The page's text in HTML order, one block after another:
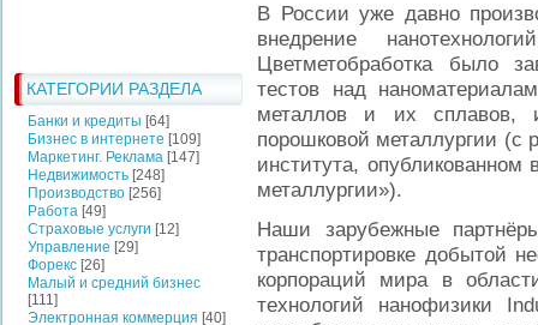
КАТЕГОРИИ РАЗДЕЛА
Банки и кредиты [64]
Бизнес в интернете [109]
Маркетинг. Реклама [147]
Недвижимость [248]
Производство [256]
Работа [49]
Страховые услуги [12]
Управление [29]
Форекс [26]
Малый и средний бизнес
[111]
Электронная коммерция [40]
В России уже давно
внедрение
Цветметобработка было
тестов над
металлов и их сплавов,
порошковой металлургии (с
института, опубликованном
металлургии»).
Наши зарубежные
транспортировке добытой
корпораций мира в
технологий нанофизики